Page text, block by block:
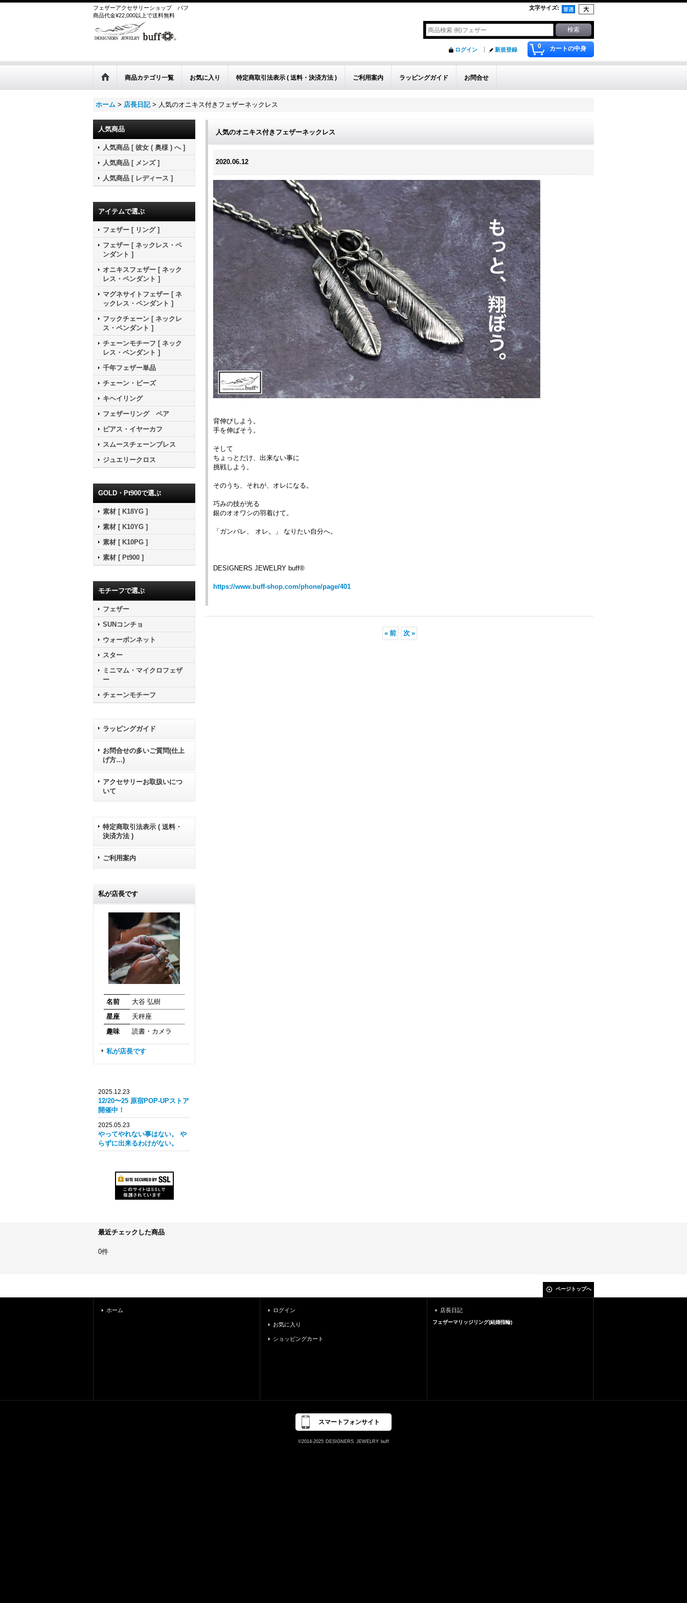
フェザーアクセサリーショップ
バフ
商品代金¥22,000以上で送料無料
文字サイズ:
0 カートの中身
ログイン 新規登録
商品カテゴリ一覧 お気に入り 特定商取引法表示 ( 送料・決済方法 ) ご利用案内 ラッピングガイド お問合せ
ホーム > 店長日記 > 人気のオニキス付きフェザーネックレス
人気商品
人気商品 [ 彼女 ( 奥様 ) へ ]
人気商品 [ メンズ ]
人気商品 [ レディース ]
アイテムで選ぶ
フェザー [ リング ]
フェザー [ ネックレス・ペ
ンダント ]
オニキスフェザー [ ネック
レス・ペンダント ]
マグネサイトフェザー [ ネ
ックレス・ペンダント ]
フックチェーン [ ネックレ
ス・ペンダント ]
チェーンモチーフ [ ネック
レス・ペンダント ]
千年フェザー単品
チェーン・ビーズ
キヘイリング
フェザーリング ペア
ピアス・イヤーカフ
スムースチェーンブレス
ジュエリークロス
GOLD・Pt900で選ぶ
素材 [ K18YG ]
素材 [ K10YG ]
素材 [ K10PG ]
素材 [ Pt900 ]
モチーフで選ぶ
フェザー
SUNコンチョ
ウォーボンネット
スター
ミニマム・マイクロフェザ
ー
チェーンモチーフ
ラッピングガイド
お問合せの多いご質問(仕上
げ方…)
アクセサリーお取扱いにつ
いて
特定商取引法表示 ( 送料・
決済方法 )
ご利用案内
私が店長です
名前
大谷 弘樹
星座
天秤座
趣味
読書・カメラ
私が店長です
2025.12.23
12/20〜25 原宿POP-UPストア
開催中！
2025.05.23
やってやれない事はない。 や
らずに出来るわけがない。
人気のオニキス付きフェザーネックレス
2020.06.12
背伸びしよう。
手を伸ばそう。
そして
ちょっとだけ、出来ない事に
挑戦しよう。
そのうち、それが、オレになる。
巧みの技が光る
銀のオオワシの羽着けて。
「ガンバレ、 オレ。」 なりたい自分へ。
DESIGNERS JEWELRY buff®︎
https://www.buff-shop.com/phone/page/401
« 前 次 »
最近チェックした商品
0件
ページトップへ
ホーム ログイン
お気に入り
ショッピングカート
店長日記
フェザーマリッジリング(結婚指輪)
スマートフォンサイト
©2014-2025 DESIGNERS JEWELRY buff